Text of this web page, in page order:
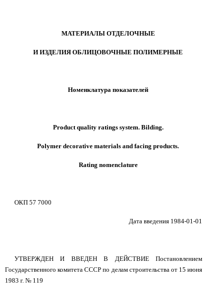
МАТЕРИАЛЫ ОТДЕЛОЧНЫЕ
И ИЗДЕЛИЯ ОБЛИЦОВОЧНЫЕ ПОЛИМЕРНЫЕ
Номенклатура показателей
Product quality ratings system. Bilding.
Polymer decorative materials and facing products.
Rating nomenclature
ОКП 57 7000
Дата введения 1984-01-01
УТВЕРЖДЕН И ВВЕДЕН В ДЕЙСТВИЕ Постановлением
Государственного комитета СССР по делам строительства от 15 июня
1983 г. № 119